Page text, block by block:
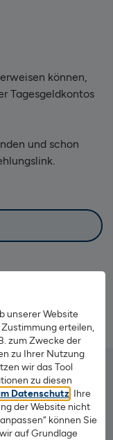
unserer Website
erteilen,
zum Zwecke der
zu Ihrer Nutzung
wir das Tool
zu diesen
Datenschutz . Ihre
der Website nicht
können Sie
auf Grundlage
können,
Tagesgeldkontos
und schon